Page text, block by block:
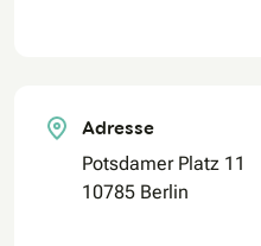
Adresse
Potsdamer Platz 11
10785 Berlin